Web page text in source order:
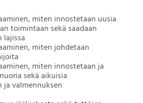
miten innostetaan uusia
toimintaan sekä saadaan
lajissa
miten johdetaan
miten innostetaan ja
sekä aikuisia
ja valmennuksen